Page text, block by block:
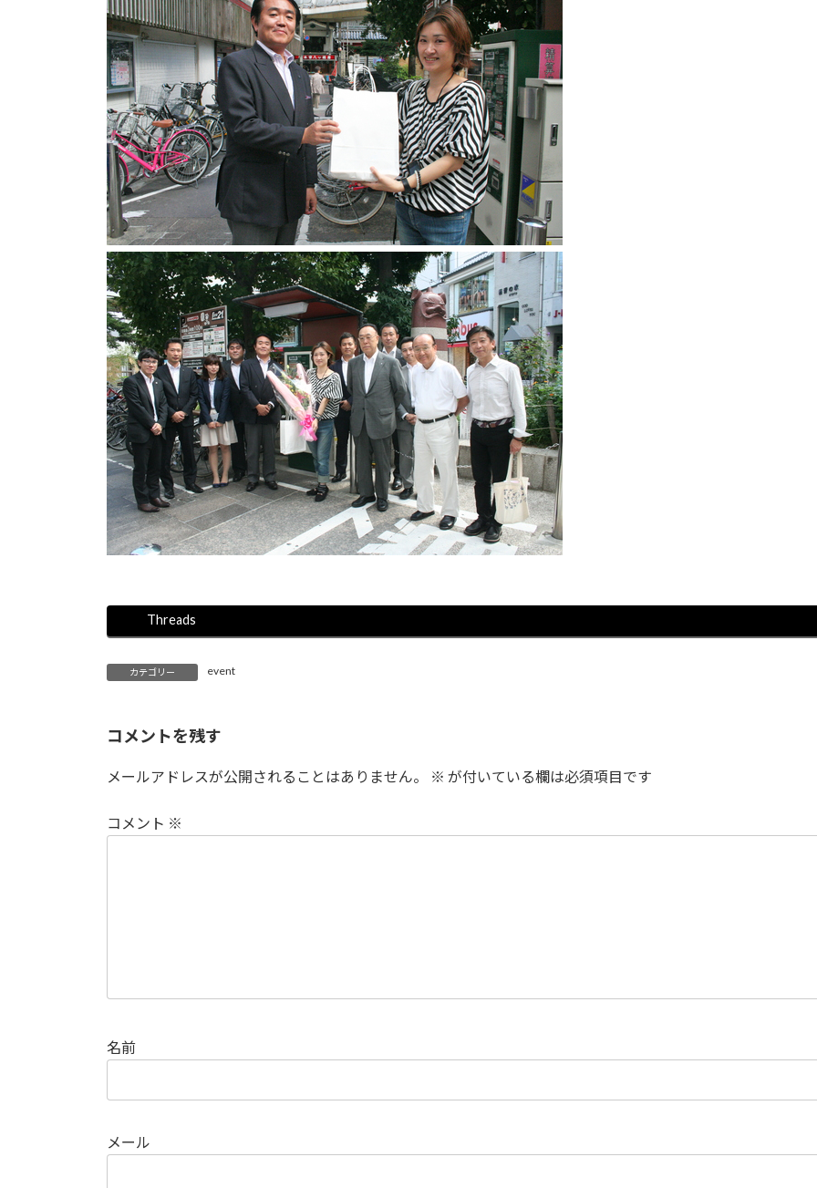
Threads
カテゴリー event
コメントを残す
メールアドレスが公開されることはありません。 ※ が付いている欄は必須項目です
コメント ※
名前
メール